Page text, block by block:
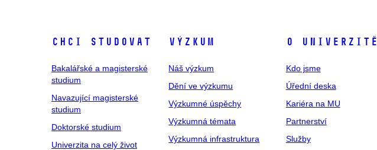
Chci studovat
Bakalářské a magisterské
studium
Navazující magisterské
studium
Doktorské studium
Univerzita na celý život
Výzkum
Náš výzkum
Dění ve výzkumu
Výzkumné úspěchy
Výzkumná témata
Výzkumná infrastruktura
O univerzitě
Kdo jsme
Úřední deska
Kariéra na MU
Partnerství
Služby